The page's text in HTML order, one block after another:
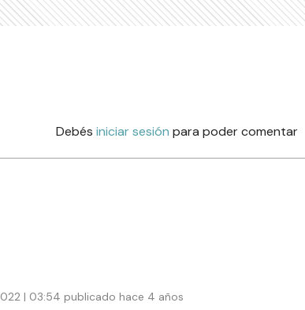
Debés iniciar sesión para poder comentar
| 03:54 publicado hace 4 años